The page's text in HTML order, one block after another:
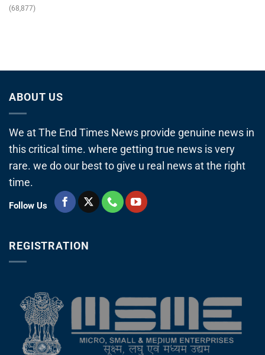
(68,877)
ABOUT US
We at The End Times News provide genuine news in
this critical time. where getting true news is very
rare. we do our best to give u real news at the right
time.
Follow Us
REGISTRATION